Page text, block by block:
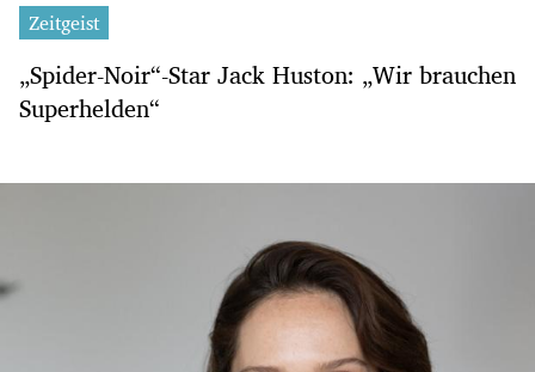
Zeitgeist
„Spider-Noir“-Star Jack Huston: „Wir brauchen
Superhelden“